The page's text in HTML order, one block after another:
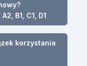
B1, C1, D1
korzystania